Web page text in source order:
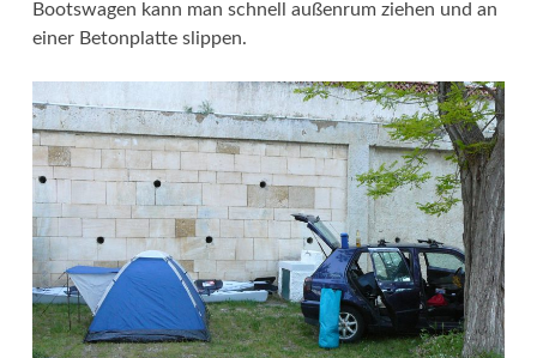
Bootswagen kann man schnell außenrum ziehen und an
einer Betonplatte slippen.